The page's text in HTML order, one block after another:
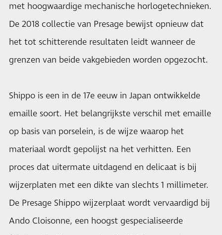
met hoogwaardige mechanische horlogetechnieken.
De 2018 collectie van Presage bewijst opnieuw dat
het tot schitterende resultaten leidt wanneer de
grenzen van beide vakgebieden worden opgezocht.
Shippo is een in de 17e eeuw in Japan ontwikkelde
emaille soort. Het belangrijkste verschil met emaille
op basis van porselein, is de wijze waarop het
materiaal wordt gepolijst na het verhitten. Een
proces dat uitermate uitdagend en delicaat is bij
wijzerplaten met een dikte van slechts 1 millimeter.
De Presage Shippo wijzerplaat wordt vervaardigd bij
Ando Cloisonne, een hoogst gespecialiseerde